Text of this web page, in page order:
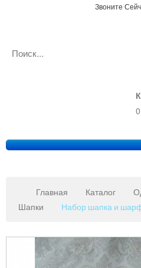
Звоните
Главная Каталог
Шапки
Набор шапка и